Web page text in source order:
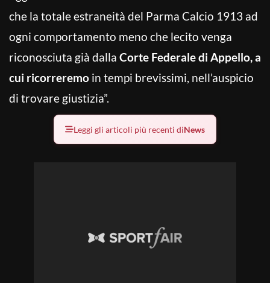
che la totale estraneità del Parma Calcio 1913 ad
ogni comportamento meno che lecito venga
riconosciuta già dalla Corte Federale di Appello, a
cui ricorreremo in tempi brevissimi, nell’auspicio
di trovare giustizia”.
Leggi gli articoli più recenti diNews